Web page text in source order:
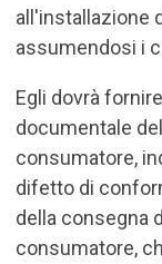
all'installazione
assumendosi i
Egli dovrà
documentale
consumatore,
difetto di
della consegna
consumatore,